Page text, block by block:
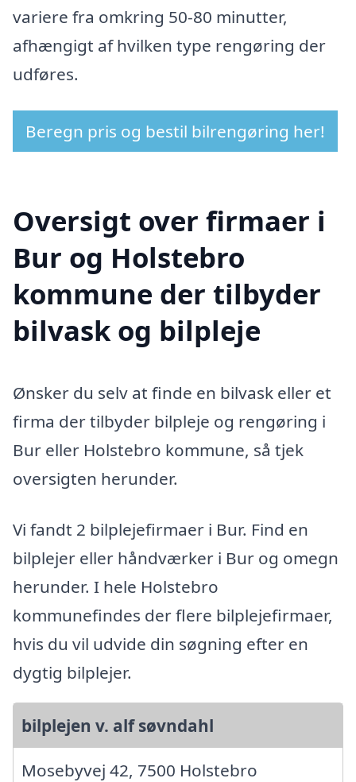
variere fra omkring 50-80 minutter,
afhængigt af hvilken type rengøring der
udføres.
Beregn pris og bestil bilrengøring her!
Oversigt over firmaer i
Bur og Holstebro
kommune der tilbyder
bilvask og bilpleje
Ønsker du selv at finde en bilvask eller et
firma der tilbyder bilpleje og rengøring i
Bur eller Holstebro kommune, så tjek
oversigten herunder.
Vi fandt 2 bilplejefirmaer i Bur. Find en
bilplejer eller håndværker i Bur og omegn
herunder. I hele Holstebro
kommunefindes der flere bilplejefirmaer,
hvis du vil udvide din søgning efter en
dygtig bilplejer.
bilplejen v. alf søvndahl
Mosebyvej 42, 7500 Holstebro